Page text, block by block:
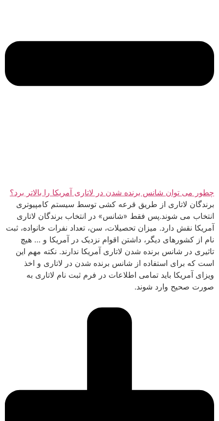
چطور می توان شانس برنده شدن در لاتاری آمریکا را بالاتر برد؟
برندگان لاتاری از طریق قرعه کشی توسط سیستم کامپیوتری
انتخاب می شوند.پس فقط «شانس» در انتخاب برندگان لاتاری
آمریکا نقش دارد. میزان تحصیلات، سن، تعداد نفرات خانواده، ثبت
نام از کشورهای دیگر، داشتن اقوام نزدیک در آمریکا و … هیچ
تاثیری در شانس برنده شدن لاتاری آمریکا ندارند. نکته مهم این
است که برای استفاده از شانس برنده شدن در لاتاری و اخذ
ویزای آمریکا باید تمامی اطلاعات در فرم ثبت نام لاتاری به
صورت صحیح وارد شوند.